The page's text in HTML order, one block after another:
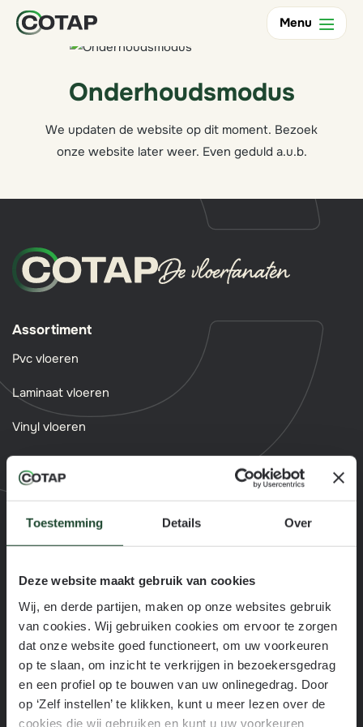
Toestemming Details Over
Deze website maakt gebruik van cookies
Wij, en derde partijen, maken op onze websites gebruik
van cookies. Wij gebruiken cookies om ervoor te zorgen
dat onze website goed functioneert, om uw voorkeuren
op te slaan, om inzicht te verkrijgen in bezoekersgedrag
en een profiel op te bouwen van uw onlinegedrag. Door
op ‘Zelf instellen’ te klikken, kunt u meer lezen over de
cookies die wij gebruiken en kunt u uw voorkeuren
Menu
Onderhoudsmodus
We updaten de website op dit moment. Bezoek
onze website later weer. Even geduld a.u.b.
Assortiment
Pvc vloeren
Laminaat vloeren
Vinyl vloeren
Tapijt
Evc vloeren
Traprenovatie
Matten
Diensten